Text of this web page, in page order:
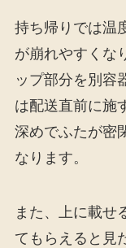
持ち帰りでは温
が崩れやすくな
ップ部分を別容
は配送直前に施
深めでふたが密
なります。
また、上に載せ
てもらえると見